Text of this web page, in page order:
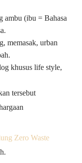
ambu (ibu = Bahasa
memasak, urban
khusus life style,
tersebut
Zero Waste